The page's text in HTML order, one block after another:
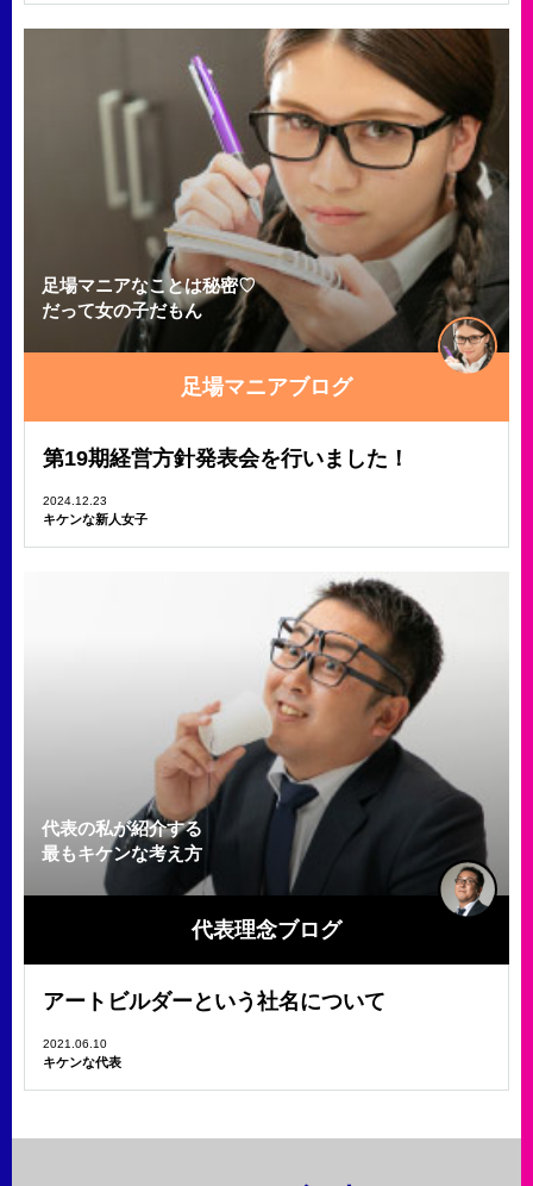
足場マニアなことは秘密♡
だって女の子だもん
足場マニアブログ
第19期経営方針発表会を行いました！
2024.12.23
キケンな新人女子
代表の私が紹介する
最もキケンな考え方
代表理念ブログ
アートビルダーという社名について
2021.06.10
キケンな代表